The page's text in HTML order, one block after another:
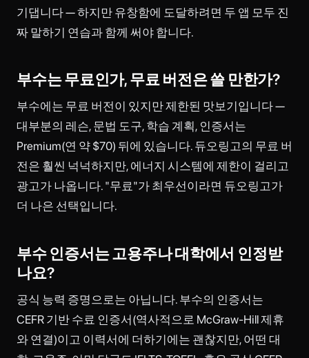
기댑니다 — 하지만 유창함에 도달하려면 두 앱 모두 진
짜 말하기 연습과 함께 써야 합니다.
부수는 무료인가, 무료 버전은 쓸 만한가?
부수에는 무료 버전이 있지만 제한된 맛보기입니다 —
대부분의 레슨, 문법 도구, 학습 계획, 인증서는
Premium(연 약 $70) 뒤에 있습니다. 듀오링고의 무료 버
전은 훨씬 넉넉하지만, 에너지 시스템에 제한이 걸리고
광고가 나옵니다. "무료"가 최우선이라면 듀오링고가
더 나은 선택입니다.
부수 인증서는 고용주나 대학에서 인정받
나요?
공식 능력 증명으로는 아닙니다. 부수의 인증서는
CEFR 기반 수료 인증서(역사적으로 McGraw-Hill 제휴
와 연결)이고 이력서에 더하기에는 괜찮지만, 어떤 대